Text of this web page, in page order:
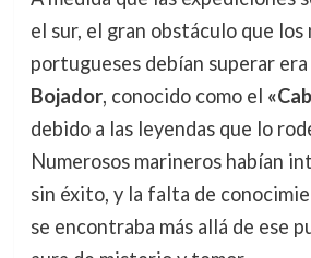
el sur, el gran obstáculo que los
portugueses debían superar
Bojador, conocido como el
debido a las leyendas que lo
Numerosos marineros habían
sin éxito, y la falta de
se encontraba más allá de ese